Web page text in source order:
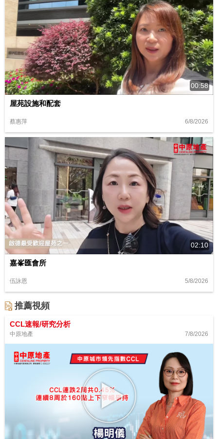
00:58
屋苑設施和配套
蔡惠萍 6/8/2026
02:10
嘉峯匯會所
伍詠恩 5/8/2026
推薦視頻
CCL速報/研究分析
中原地產 7/8/2026